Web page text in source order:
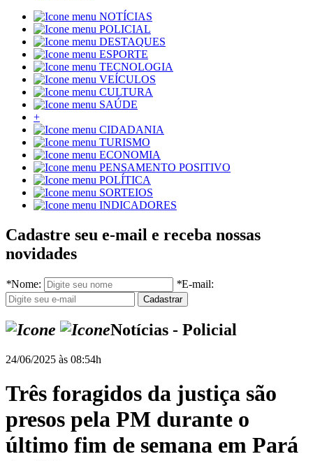
NOTÍCIAS
POLICIAL
DESTAQUES
ESPORTE
TECNOLOGIA
VEÍCULOS
CULTURA
SAÚDE
+
CIDADANIA
TURISMO
ECONOMIA
PENSAMENTO POSITIVO
POLÍTICA
SORTEIOS
INDICADORES
Cadastre seu e-mail e receba nossas
novidades
*Nome: *E-mail:
Notícias - Policial
24/06/2025 às 08:54h
Três foragidos da justiça são
presos pela PM durante o
último fim de semana em Pará